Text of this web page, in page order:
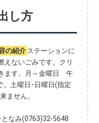
し方
の紹介 ステーションに
えないごみです。クリ
ます。月～金曜日 午
。土曜日･日曜日(指定
ません。
なみ(0763)32-5648